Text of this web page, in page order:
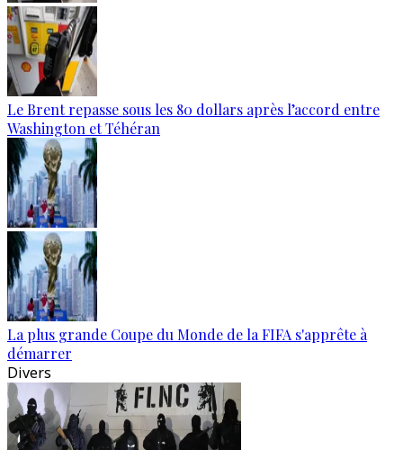
Le Brent repasse sous les 80 dollars après l’accord entre
Washington et Téhéran
La plus grande Coupe du Monde de la FIFA s'apprête à
démarrer
Divers